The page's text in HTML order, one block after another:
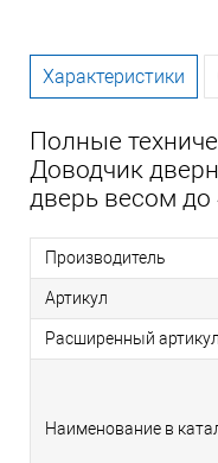
Характеристики
Полные
Доводчик
дверь весом до
Производитель
Артикул
Расширенный артикул
Наименование в